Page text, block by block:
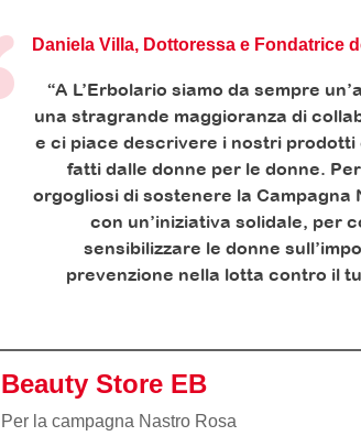
Daniela Villa, Dottoressa e Fondatrice
“A L’Erbolario siamo da sempre
una stragrande maggioranza di
e ci piace descrivere i nostri prodotti
fatti dalle donne per le donne.
orgogliosi di sostenere la Campagna
con un’iniziativa solidale, per
sensibilizzare le donne
prevenzione nella lotta contro il
Beauty Store EB
Per la campagna Nastro Rosa